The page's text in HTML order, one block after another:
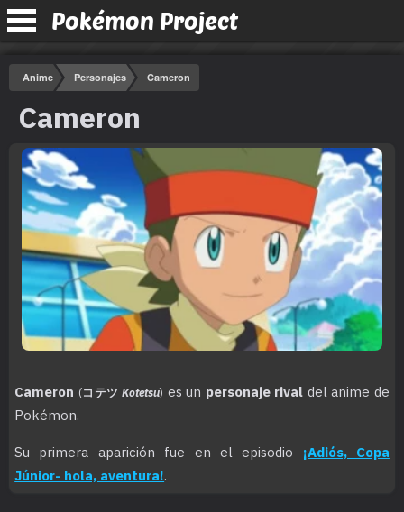
Pokémon Project
Anime Personajes Cameron
Cameron
Cameron (コテツKotetsu) es un personaje rival del anime de
Pokémon.
Su primera aparición fue en el episodio ¡Adiós, Copa
Júnior- hola, aventura!.